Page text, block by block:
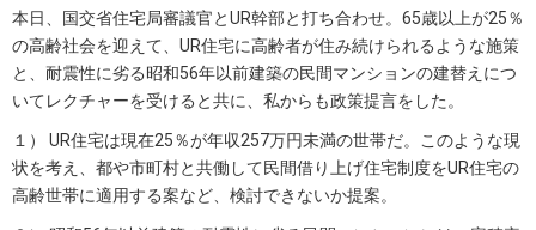
本日、国交省住宅局審議官とUR幹部と打ち合わせ。65歳以上が25％
の高齢社会を迎えて、UR住宅に高齢者が住み続けられるような施策
と、耐震性に劣る昭和56年以前建築の民間マンションの建替えにつ
いてレクチャーを受けると共に、私からも政策提言をした。
１） UR住宅は現在25％が年収257万円未満の世帯だ。このような現
状を考え、都や市町村と共働して民間借り上げ住宅制度をUR住宅の
高齢世帯に適用する案など、検討できないか提案。